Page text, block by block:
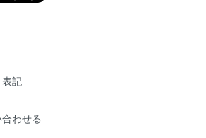
記
わせる